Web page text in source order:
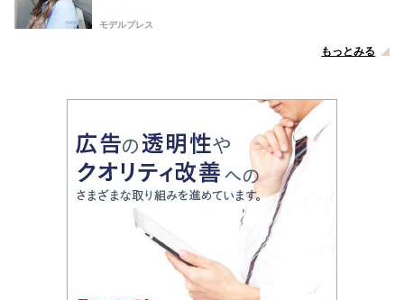
モデルプレス
もっとみる